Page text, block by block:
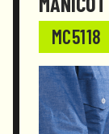
MC5118